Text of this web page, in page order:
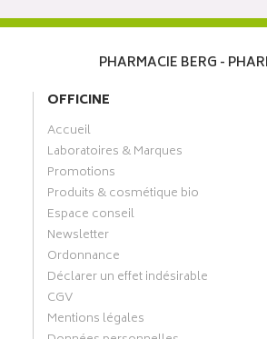
PHARMACIE BERG -
OFFICINE
Accueil
Laboratoires & Marques
Promotions
Produits & cosmétique bio
Espace conseil
Newsletter
Ordonnance
Déclarer un effet indésirable
CGV
Mentions légales